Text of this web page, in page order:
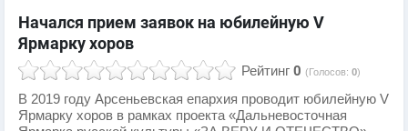
Начался прием заявок на юбилейную V
Ярмарку хоров
Рейтинг 0 (Голосов: 0)
В 2019 году Арсеньевская епархия проводит юбилейную V
Ярмарку хоров в рамках проекта «Дальневосточная